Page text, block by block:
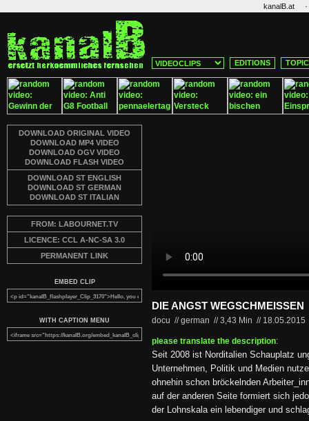
kanalB.at ·
EDITIONS
DOWNLOAD ORIGINAL VIDEO
DOWNLOAD MP4 VIDEO
DOWNLOAD OGV VIDEO
DOWNLOAD FLASH VIDEO
DOWNLOAD ST ENGLISH
DOWNLOAD ST GERMAN
DOWNLOAD ST ITALIAN
FROM: LABOURNET.TV
LICENCE: CCL A-NC-SA 3.0
PERMANENT LINK
EMBED CLIP
WITH CAPTION MENU
DIE ANGST WEGSCHMEISSEN
docu // german //3,43 Min // 18.05.2015
please translate the description:
Seit 2008 ist Norditalien Schauplatz
Unternehmen, Politik und Medien
ohnehin schon bröckelnden
auf der anderen Seite formiert sich
der Lohnskala ein lebendiger und